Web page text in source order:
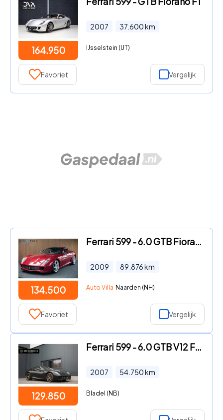
164.950
2007 37.600km
IJsselstein (UT)
Favoriet Vergelijk
134.500
Ferrari 599 - 6.0 GTB Fiorano F1 HGTE velgen/uitlaat Full Carbon Keramisch
2009 89.876km
Auto Villa Naarden (NH)
Favoriet Vergelijk
129.850
Ferrari 599 - 6.0 GTB V12 F1 | Carbon | Bose | PPF Folie | Dealer onderhou
2007 54.750km
Bladel (NB)